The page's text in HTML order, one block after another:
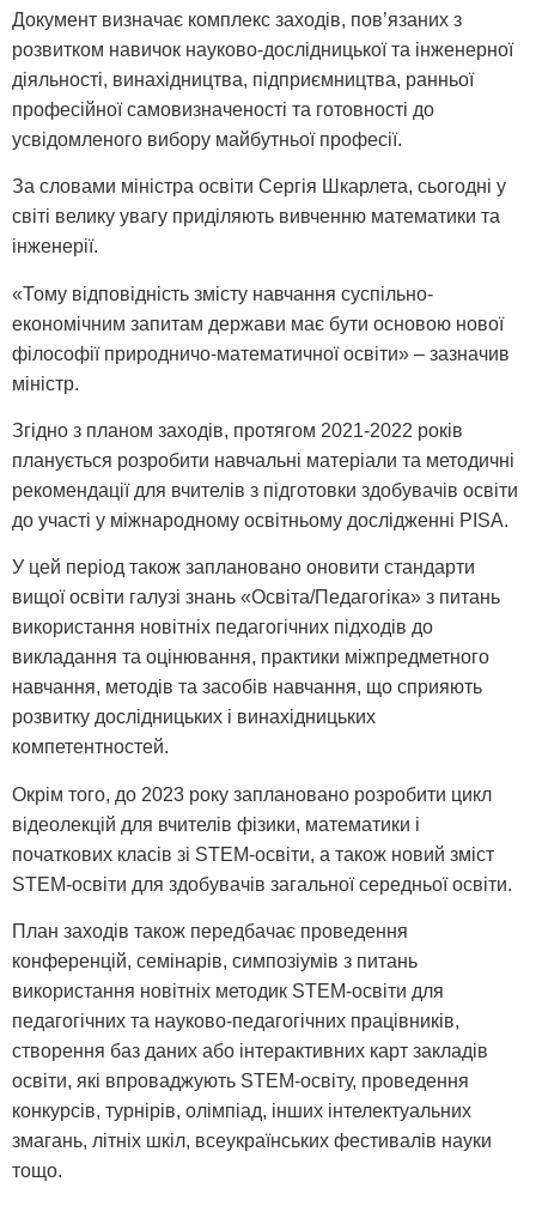
Документ визначає комплекс заходів, пов’язаних з
розвитком навичок науково-дослідницької та інженерної
діяльності, винахідництва, підприємництва, ранньої
професійної самовизначеності та готовності до
усвідомленого вибору майбутньої професії.
За словами міністра освіти Сергія Шкарлета, сьогодні у
світі велику увагу приділяють вивченню математики та
інженерії.
«Тому відповідність змісту навчання суспільно-
економічним запитам держави має бути основою нової
філософії природничо-математичної освіти» – зазначив
міністр.
Згідно з планом заходів, протягом 2021-2022 років
планується розробити навчальні матеріали та методичні
рекомендації для вчителів з підготовки здобувачів освіти
до участі у міжнародному освітньому дослідженні PISA.
У цей період також заплановано оновити стандарти
вищої освіти галузі знань «Освіта/Педагогіка» з питань
використання новітніх педагогічних підходів до
викладання та оцінювання, практики міжпредметного
навчання, методів та засобів навчання, що сприяють
розвитку дослідницьких і винахідницьких
компетентностей.
Окрім того, до 2023 року заплановано розробити цикл
відеолекцій для вчителів фізики, математики і
початкових класів зі STEM-освіти, а також новий зміст
STEM-освіти для здобувачів загальної середньої освіти.
План заходів також передбачає проведення
конференцій, семінарів, симпозіумів з питань
використання новітніх методик STEM-освіти для
педагогічних та науково-педагогічних працівників,
створення баз даних або інтерактивних карт закладів
освіти, які впроваджують STEM-освіту, проведення
конкурсів, турнірів, олімпіад, інших інтелектуальних
змагань, літніх шкіл, всеукраїнських фестивалів науки
тощо.